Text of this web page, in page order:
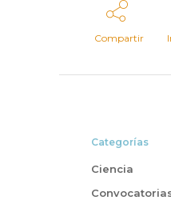
Compartir
Categorías
Ciencia